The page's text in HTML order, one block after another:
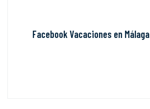
Facebook Vacaciones en Málaga